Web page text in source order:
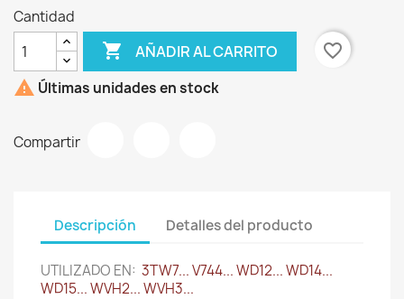
Cantidad
 AÑADIR AL CARRITO
favorite_border
 Últimas unidades en stock
Compartir
Descripción Detalles del producto
UTILIZADO EN: 3TW7... V744... WD12... WD14...
WD15... WVH2... WVH3...